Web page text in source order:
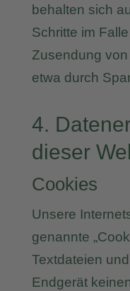
behalten sich
Schritte im
Zusendung
etwa durch
4.
dieser
Cookies
Unsere
genannte
Textdateien
Endgerät